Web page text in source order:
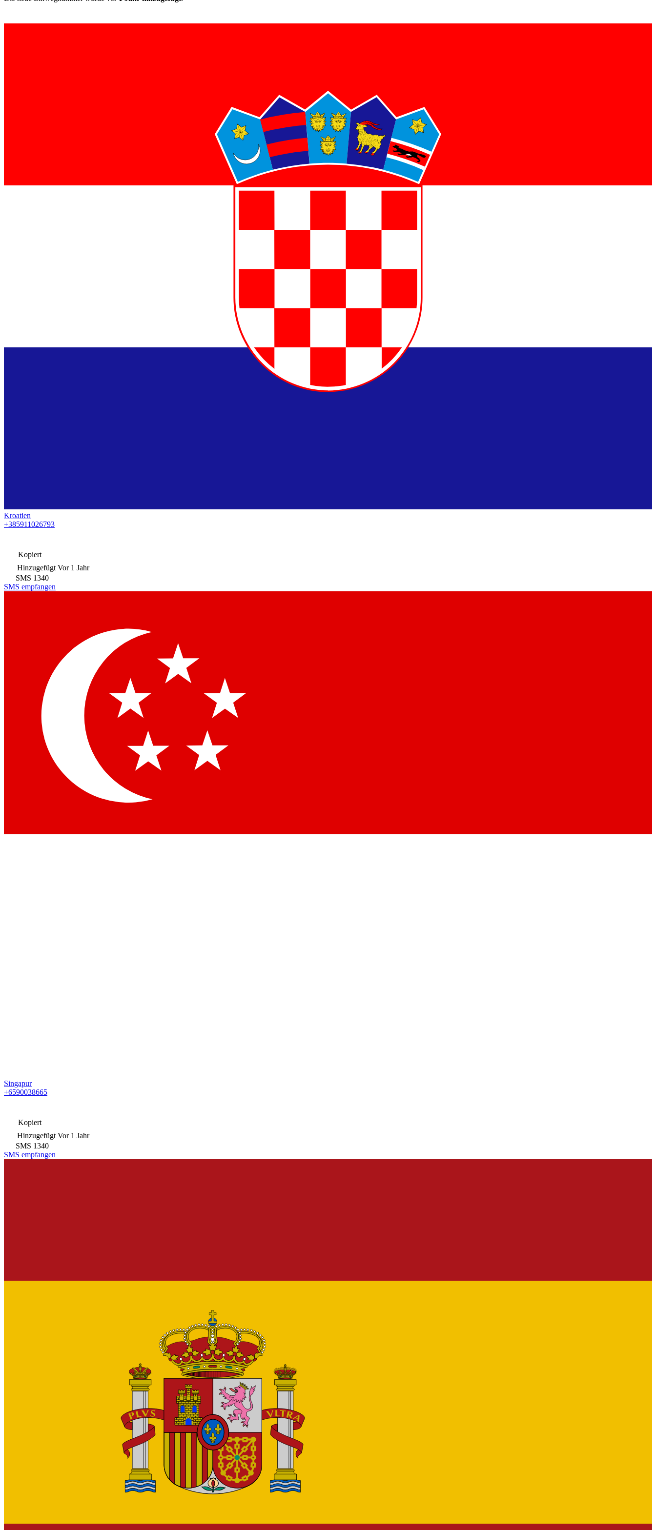
Kroatien
+385911026793
Kopiert
Hinzugefügt Vor 1 Jahr
SMS 1340
SMS empfangen
Singapur
+6590038665
Kopiert
Hinzugefügt Vor 1 Jahr
SMS 1340
SMS empfangen